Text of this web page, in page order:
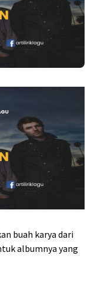
buah karya dari
albumnya yang